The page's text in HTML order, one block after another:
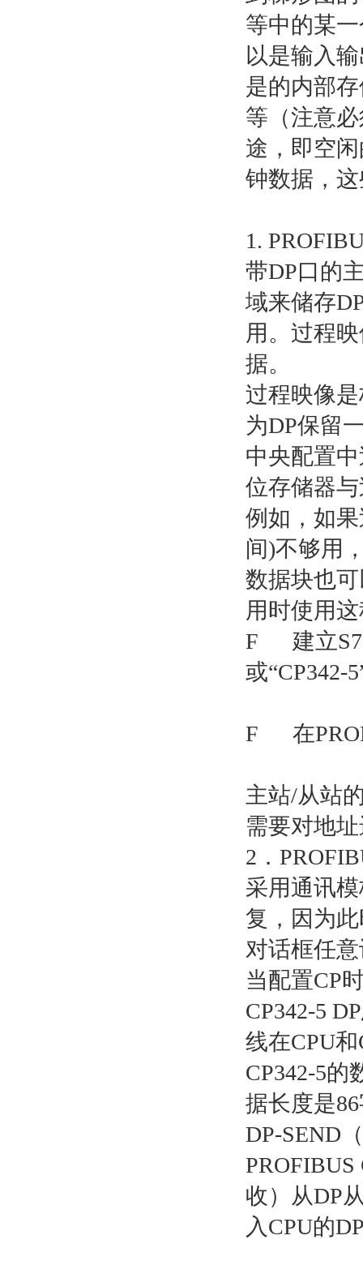
等中的某
以是输入
是的内部
等（注意
途，即空
钟数据，
1.
带DP口的
域来储存
用。过程
据。
过程映像
为DP保留
中央配置
位存储器
例如，如
间)不够用
数据块也
用时使用
F 建立S7-
或“CP342-
F 在
主站/从站
需要对地
2．
采用通讯
复，因为
对话框任
当配置CP
CP342-5
线在CPU
CP342-5
据长度是
DP-SEND
收）从DP
入CPU的